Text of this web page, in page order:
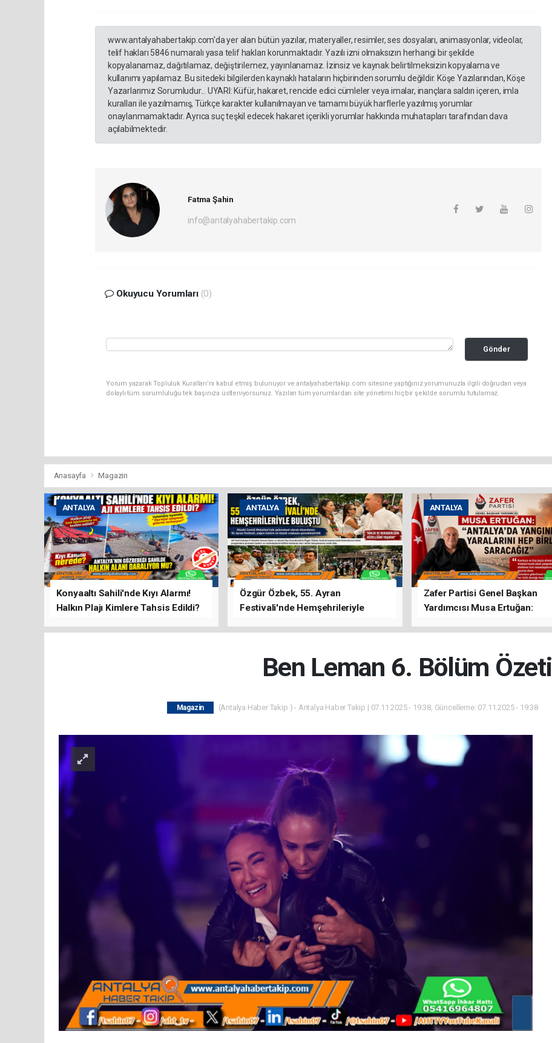
www.antalyahabertakip.com'da yer alan bütün yazılar, materyaller, resimler, ses dosyaları, animasyonlar, videolar,
telif hakları 5846 numaralı yasa telif hakları korunmaktadır. Yazılı izni olmaksızın herhangi bir şekilde
kopyalanamaz, dağıtılamaz, değiştirilemez, yayınlanamaz. İzinsiz ve kaynak belirtilmeksizin kopyalama ve
kullanımı yapılamaz. Bu sitedeki bilgilerden kaynaklı hataların hiçbirinden sorumlu değildir. Köşe Yazılarından, Köşe
Yazarlarımız Sorumludur... UYARI: Küfür, hakaret, rencide edici cümleler veya imalar, inançlara saldırı içeren, imla
kuralları ile yazılmamış, Türkçe karakter kullanılmayan ve tamamı büyük harflerle yazılmış yorumlar
onaylanmamaktadır. Ayrıca suç teşkil edecek hakaret içerikli yorumlar hakkında muhatapları tarafından dava
açılabilmektedir.
Fatma Şahin
info@antalyahabertakip.com
Okuyucu Yorumları (0)
Gönder
Yorum yazarak Topluluk Kuralları’nı kabul etmiş bulunuyor ve antalyahabertakip.com sitesine yaptığınız yorumunuzla ilgili doğrudan veya
dolaylı tüm sorumluluğu tek başınıza üstleniyorsunuz. Yazılan tüm yorumlardan site yönetimi hiçbir şekilde sorumlu tutulamaz.
Anasayfa Magazin
ANTALYA
Konyaaltı Sahili'nde Kıyı Alarmı!
Halkın Plajı Kimlere Tahsis Edildi?
ANTALYA
Özgür Özbek, 55. Ayran
Festivali'nde Hemşehrileriyle
ANTALYA
Zafer Partisi Genel Başkan
Yardımcısı Musa Ertuğan:
Ben Leman 6. Bölüm Özeti
Magazin (Antalya Haber Takip ) - Antalya Haber Takip | 07.11.2025 - 19:38, Güncelleme: 07.11.2025 - 19:38